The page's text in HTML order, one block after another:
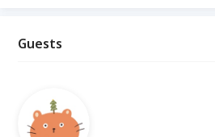
Guests